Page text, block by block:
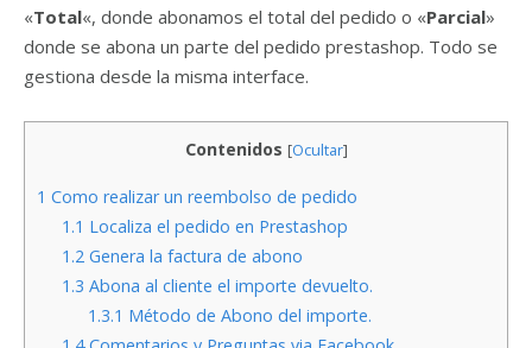
«Total«, donde abonamos el total del pedido o «Parcial»
donde se abona un parte del pedido prestashop. Todo se
gestiona desde la misma interface.
Contenidos [Ocultar]
1 Como realizar un reembolso de pedido
1.1 Localiza el pedido en Prestashop
1.2 Genera la factura de abono
1.3 Abona al cliente el importe devuelto.
1.3.1 Método de Abono del importe.